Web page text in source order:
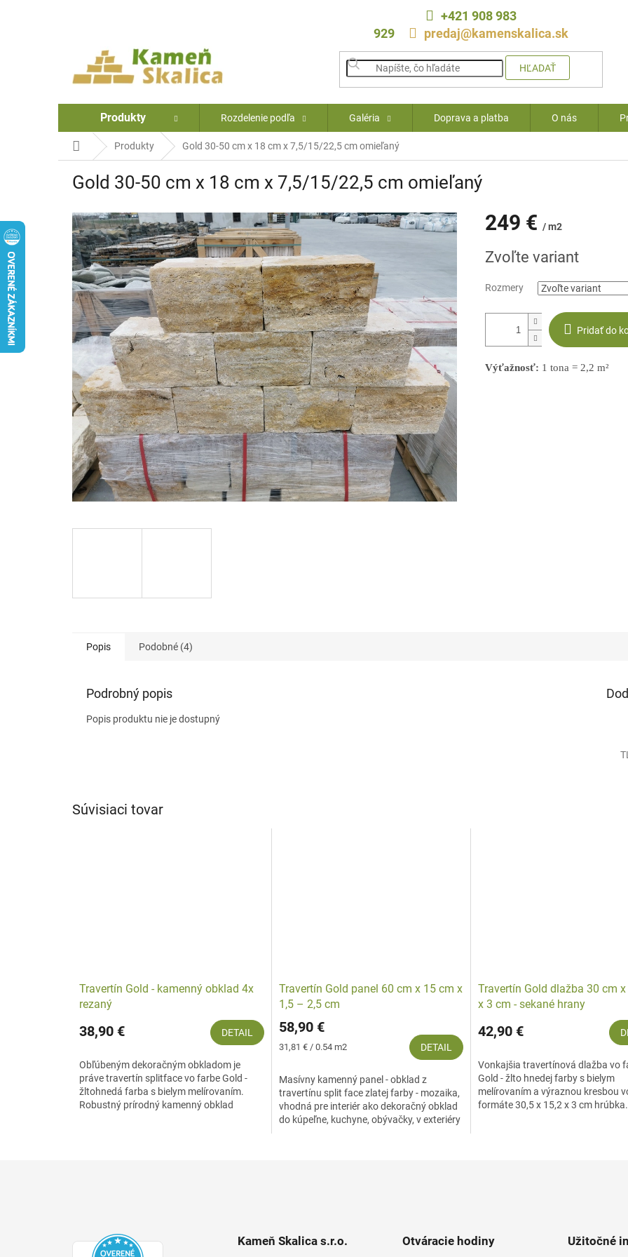
+421 908 983
929
predaj@kamenskalica.sk
HĽADAŤ
Produkty Rozdelenie podľa Galéria Doprava a platba O nás
DomovProdukty Gold 30-50 cm x 18 cm x 7,5/15/22,5 cm omieľaný
Gold 30-50 cm x 18 cm x 7,5/15/22,5 cm omieľaný
249 € / m2
cena:
Zvoľte variant
Rozmery
Pridať do
Výťažnosť: 1 tona = 2,2 m²
Popis Podobné (4)
Podrobný popis
Popis produktu nie je dostupný
Súvisiaci tovar
Travertín Gold - kamenný obklad 4x
rezaný
38,90 € DETAIL
Obľúbeným dekoračným obkladom je
práve travertín splitface vo farbe Gold -
žltohnedá farba s bielym melírovaním.
Robustný prírodný kamenný obklad
Travertín Gold panel 60 cm x 15 cm x
1,5 – 2,5 cm
58,90 €
Jednotková
31,81 € / 0.54 m2 DETAIL
Masívny kamenný panel - obklad z
travertínu split face zlatej farby - mozaika,
vhodná pre interiér ako dekoračný obklad
do kúpeľne, kuchyne, obývačky, v exteriéry
Travertín Gold dlažba 30 cm
x 3 cm - sekané hrany
42,90 €
Vonkajšia travertínová dlažba vo
Gold - žlto hnedej farby s bielym
melírovaním a výraznou kresbou
formáte 30,5 x 15,2 x 3 cm hrúbka.
Kameň Skalica s.r.o. Otváracie hodiny Užitočné